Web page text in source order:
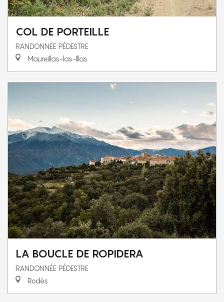
COL DE PORTEILLE
RANDONNÉE PÉDESTRE
Maureillas-las-Illas
LA BOUCLE DE ROPIDERA
RANDONNÉE PÉDESTRE
Rodès